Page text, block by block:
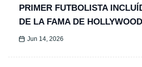
PRIMER FUTBOLISTA
DE LA FAMA DE HOLLYWOOD
Jun 14, 2026